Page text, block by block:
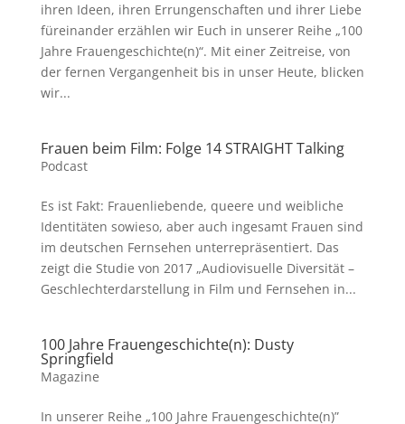
ihren Ideen, ihren Errungenschaften und ihrer Liebe
füreinander erzählen wir Euch in unserer Reihe „100
Jahre Frauengeschichte(n)“. Mit einer Zeitreise, von
der fernen Vergangenheit bis in unser Heute, blicken
wir...
Frauen beim Film: Folge 14 STRAIGHT Talking
Podcast
Es ist Fakt: Frauenliebende, queere und weibliche
Identitäten sowieso, aber auch ingesamt Frauen sind
im deutschen Fernsehen unterrepräsentiert. Das
zeigt die Studie von 2017 „Audiovisuelle Diversität –
Geschlechterdarstellung in Film und Fernsehen in...
100 Jahre Frauengeschichte(n): Dusty
Springfield
Magazine
In unserer Reihe „100 Jahre Frauengeschichte(n)”